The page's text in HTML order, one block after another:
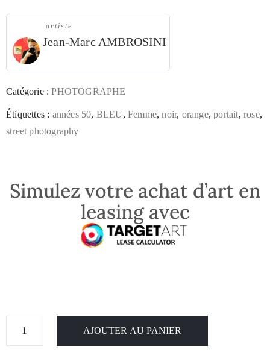
artiste
Jean-Marc AMBROSINI
Catégorie :PHOTOGRAPHE
Étiquettes : années 50, BLEU,Femme,noir, orange,portait,rose,
street photography
Simulez votre achat d’art en
leasing avec
AJOUTER AU PANIER